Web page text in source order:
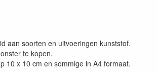
aan soorten en uitvoeringen kunststof.
te kopen.
10 x 10 cm en sommige in A4 formaat.